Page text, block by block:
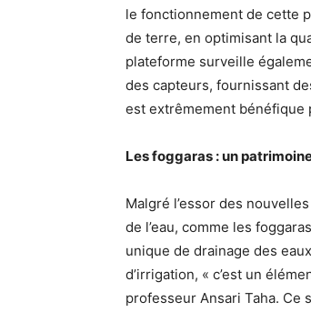
le fonctionnement de cette
de terre, en optimisant la
plateforme surveille
des capteurs, fournissant
est extrêmement bénéfique
Les foggaras : un
Malgré l’essor des
de l’eau, comme les
unique de drainage des
d’irrigation, « c’est un
professeur Ansari Taha. Ce